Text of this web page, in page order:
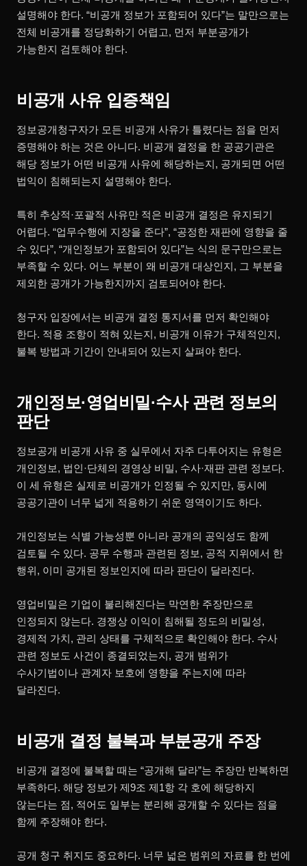
설명해야 한다. “비공개 정보가 포함되어 있다”는 말만으로는
전체 비공개를 정당화하기 어렵고, 먼저 부분공개가
가능한지 검토해야 한다.
비공개 사유 입증책임
정보공개청구자가 모든 비공개 사유가 틀렸다는 점을 먼저
증명해야 하는 것은 아니다. 비공개 결정을 한 공공기관은
해당 정보가 어떤 비공개 사유에 해당하는지, 공개되면 어떤
법익이 침해되는지 설명해야 한다.
특히 추상적·포괄적 사유만 적은 비공개 결정은 유지되기
어렵다. “업무수행에 지장을 준다”, “공정한 재판에 영향을 줄
수 있다”, “개인정보가 포함되어 있다”는 식의 문구만으로는
부족할 수 있다. 어느 부분이 왜 비공개 대상인지, 그 부분을
제외한 공개가 가능한지까지 검토되어야 한다.
청구자 입장에서는 비공개 결정 통지서를 먼저 확인해야
한다. 적용 조항이 적혀 있는지, 비공개 이유가 구체적인지,
불복 방법과 기간이 안내되어 있는지 살펴야 한다.
개인정보·영업비밀·수사 관련 정보의
판단
정보공개 비공개 사유 중 실무에서 자주 다투어지는 유형은
개인정보, 법인·단체의 경영상 비밀, 수사·재판 관련 정보다.
이 세 유형은 실제로 비공개가 인정될 수 있지만, 동시에
공공기관이 너무 넓게 적용하기 쉬운 영역이기도 하다.
개인정보는 식별 가능성뿐 아니라 공개의 공익성도 함께
검토될 수 있다. 공무 수행과 관련된 정보, 공적 지위에서 한
행위, 이미 공개된 정보인지에 따라 판단이 달라진다.
영업비밀은 기업이 불리해진다는 막연한 주장만으로
인정되지 않는다. 경쟁상 이익이 침해될 정도의 비밀성,
경제적 가치, 관리 상태를 구체적으로 확인해야 한다. 수사
관련 정보도 사건이 종결되었는지, 공개 범위가
수사기법이나 관계자 보호에 영향을 주는지에 따라
달라진다.
비공개 결정 불복과 부분공개 주장
비공개 결정에 불복할 때는 “공개해 달라”는 주장만 반복하면
부족하다. 해당 정보가 제9조 제1항 각 호에 해당하지
않는다는 점, 적어도 일부는 분리해 공개할 수 있다는 점을
함께 주장해야 한다.
공개 청구 취지도 중요하다. 너무 넓은 범위의 자료를 한 번에